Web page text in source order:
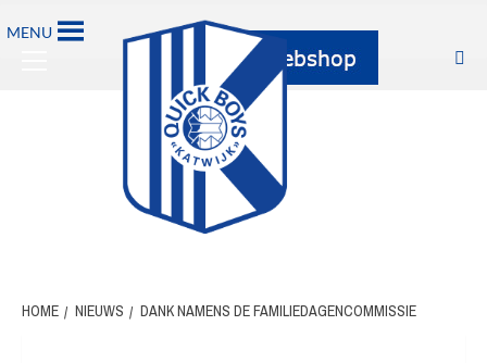
MENU
HOME NIEUWS DANK NAMENS DE FAMILIEDAGENCOMMISSIE